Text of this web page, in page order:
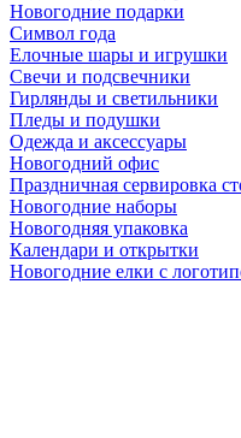
Новогодние подарки
Символ года
Елочные шары и игрушки
Свечи и подсвечники
Гирлянды и светильники
Пледы и подушки
Одежда и аксессуары
Новогодний офис
Праздничная сервировка
Новогодние наборы
Новогодняя упаковка
Календари и открытки
Новогодние елки с